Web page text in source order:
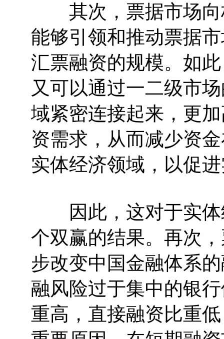
其次，票据市场向
能够引领和推动票据
汇票融资的规模。如
又可以通过一二级市
域紧密连接起来，更
资需求，从而减少资
实体经济领域，以促
因此，这对于实体
个双赢的结果。再次
步改变中国金融体系
融风险过于集中的银
重高，直接融资比重